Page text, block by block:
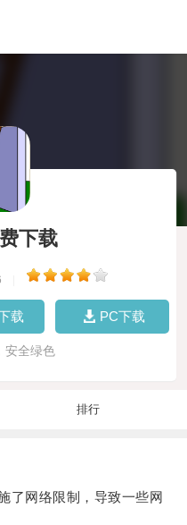
下载
载 PC下载
安全绿色
排行
网络限制，导致一些网